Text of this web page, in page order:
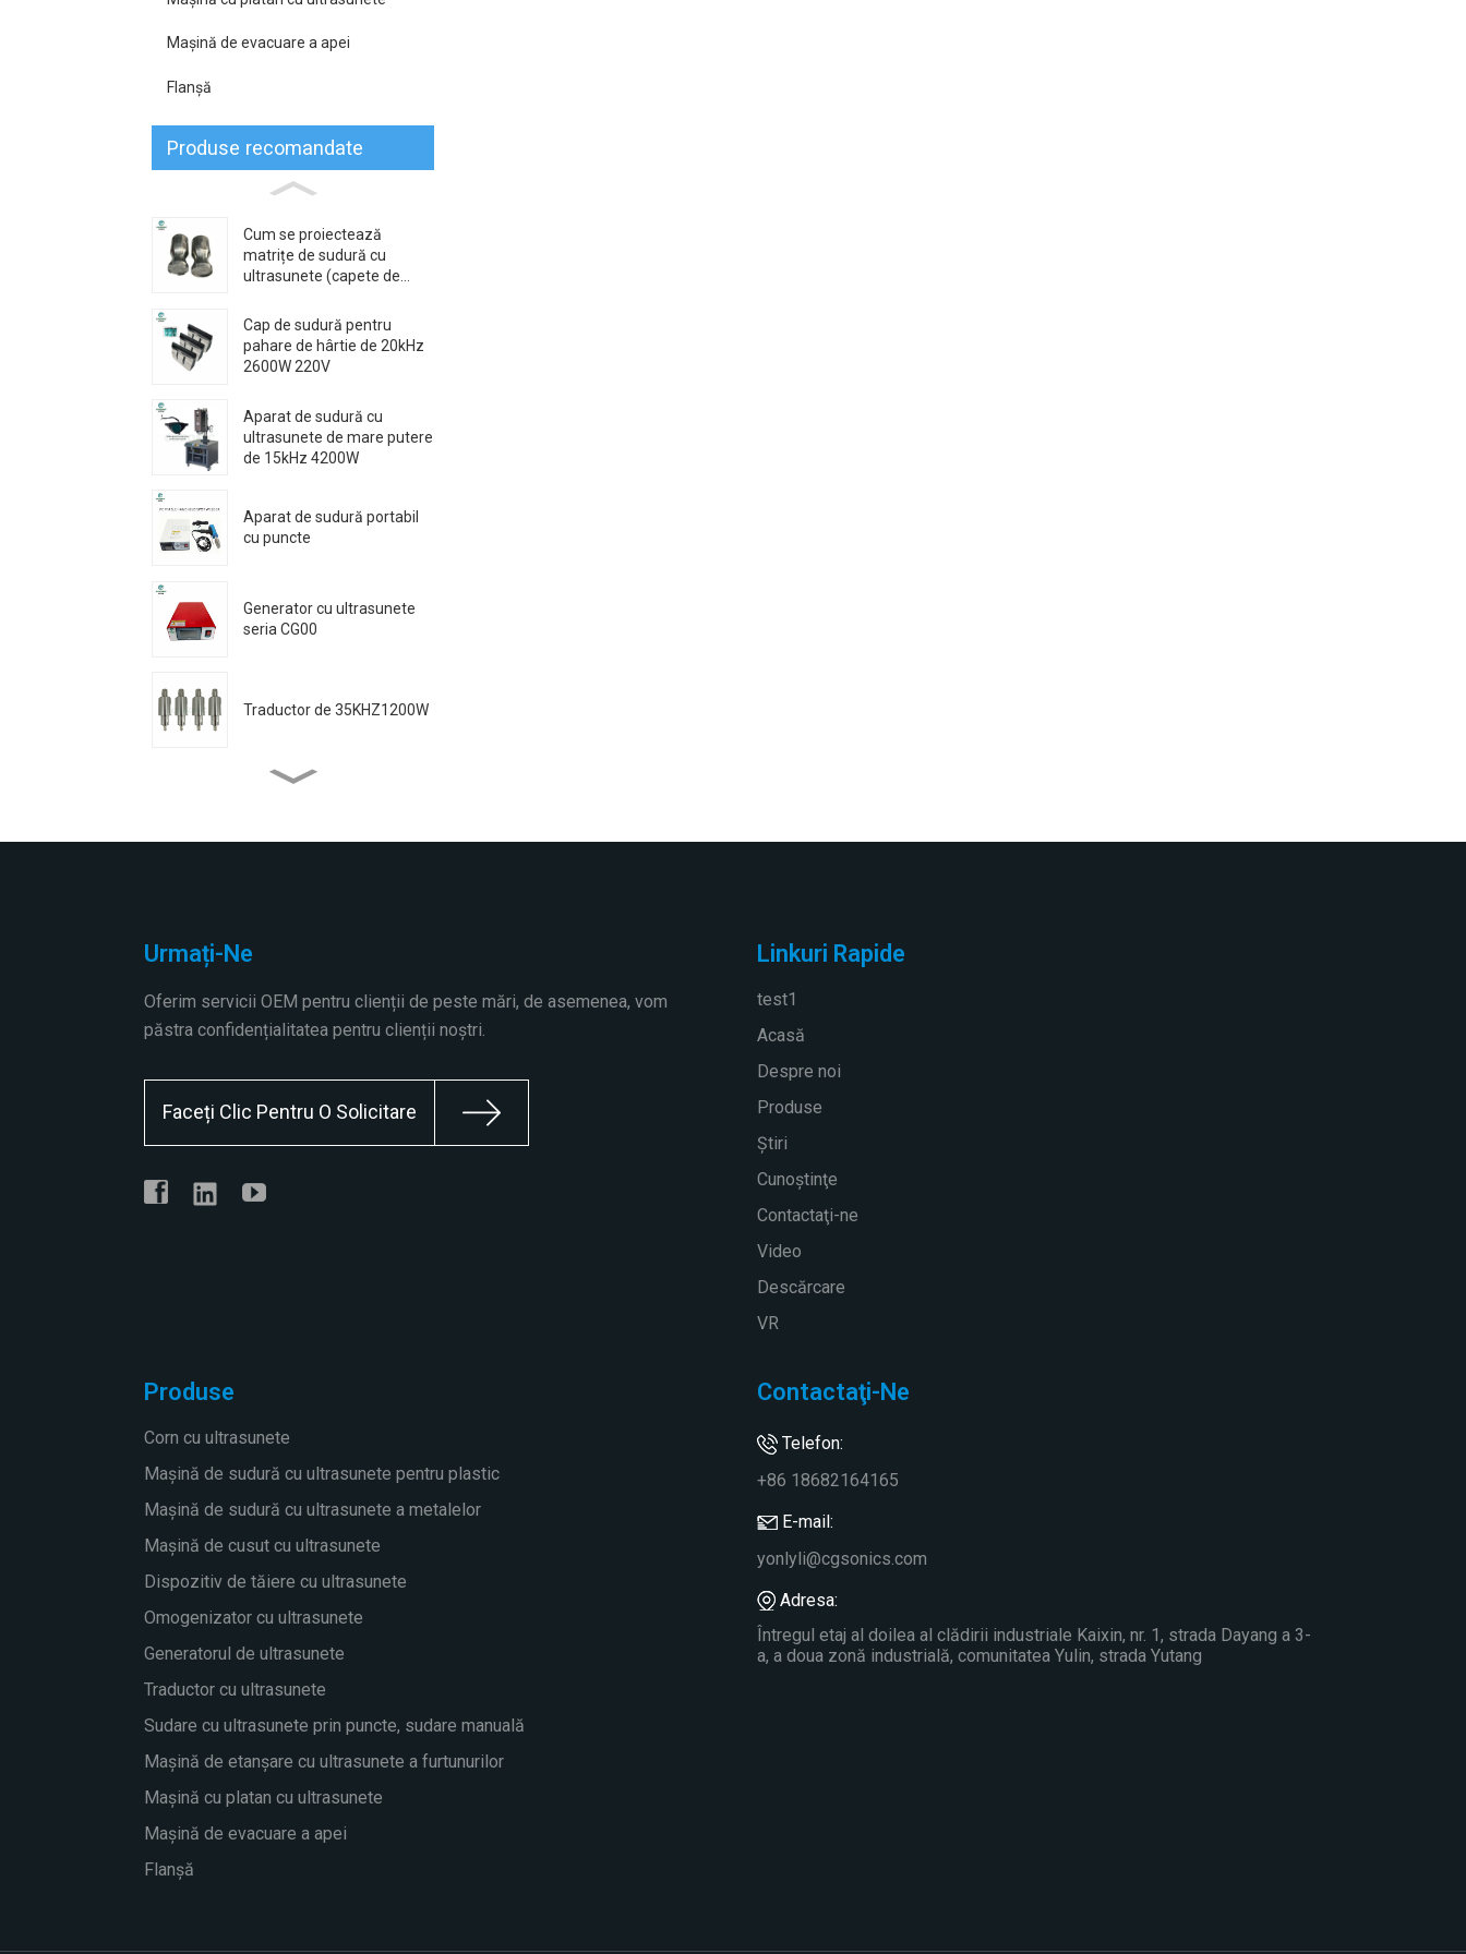
Mașină de evacuare a apei
Flanşă
Produse recomandate
Cum se proiectează
matrițe de sudură cu
ultrasunete (capete de
Cap de sudură pentru
pahare de hârtie de 20kHz
2600W 220V
Aparat de sudură cu
ultrasunete de mare putere
de 15kHz 4200W
Aparat de sudură portabil
cu puncte
Generator cu ultrasunete
seria CG00
Traductor de 35KHZ1200W
Urmați-Ne
Oferim servicii OEM pentru clienții de peste mări, de asemenea, vom
păstra confidențialitatea pentru clienții noștri.
Faceți Clic Pentru O Solicitare
Linkuri Rapide
test1
Acasă
Despre noi
Produse
Ştiri
Cunoştinţe
Contactaţi-ne
Video
Descărcare
VR
Produse
Corn cu ultrasunete
Mașină de sudură cu ultrasunete pentru plastic
Mașină de sudură cu ultrasunete a metalelor
Mașină de cusut cu ultrasunete
Dispozitiv de tăiere cu ultrasunete
Omogenizator cu ultrasunete
Generatorul de ultrasunete
Traductor cu ultrasunete
Sudare cu ultrasunete prin puncte, sudare manuală
Mașină de etanșare cu ultrasunete a furtunurilor
Mașină cu platan cu ultrasunete
Mașină de evacuare a apei
Flanşă
Contactaţi-Ne
Telefon:
+86 18682164165
E-mail:
yonlyli@cgsonics.com
Adresa:
Întregul etaj al doilea al clădirii industriale Kaixin, nr. 1, strada Dayang a 3-
a, a doua zonă industrială, comunitatea Yulin, strada Yutang